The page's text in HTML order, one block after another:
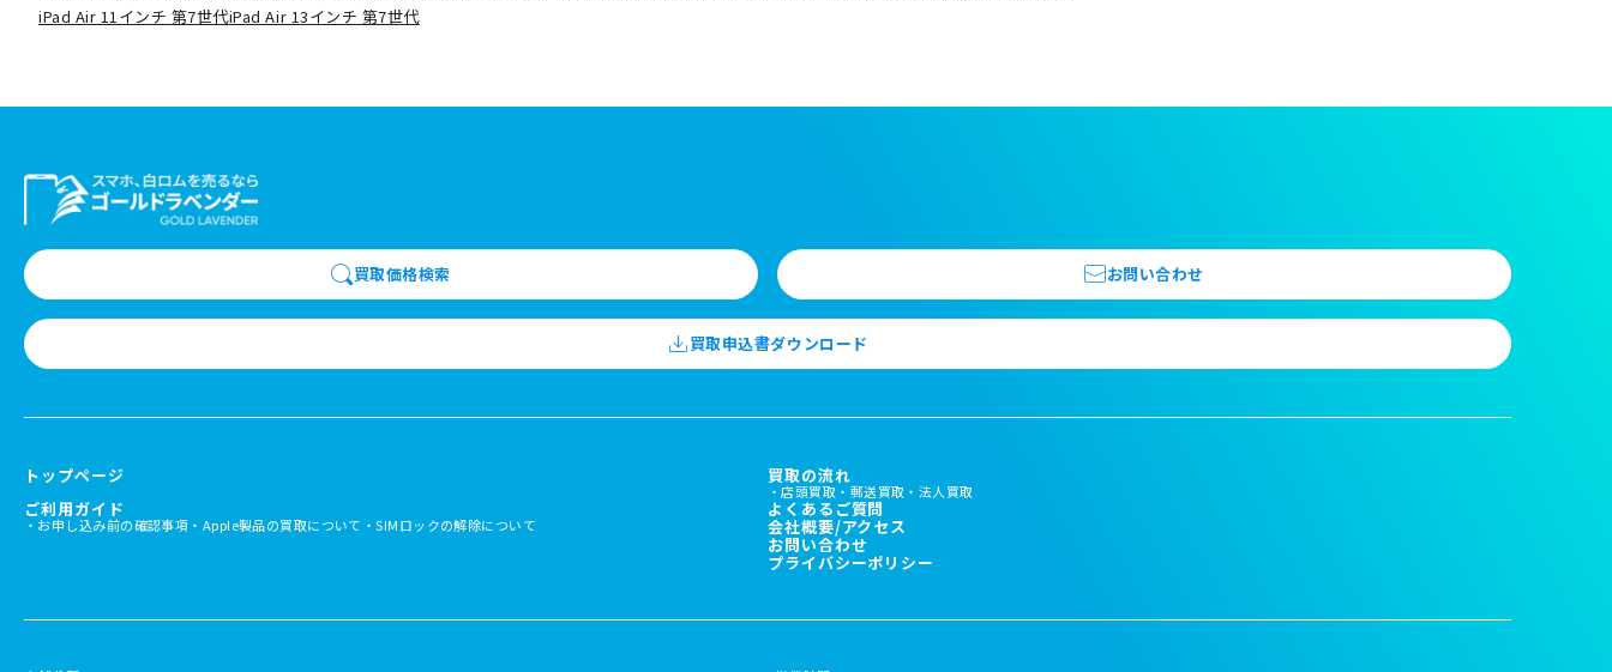
iPad Air 11インチ 第7世代iPad Air 13インチ 第7世代
買取価格検索 お問い合わせ
買取申込書ダウンロード
トップページ 買取の流れ
店頭買取 郵送買取 法人買取
ご利用ガイド
お申し込み前の確認事項 Apple製品の買取について SIMロックの解除について
よくあるご質問
会社概要/アクセス
お問い合わせ
プライバシーポリシー